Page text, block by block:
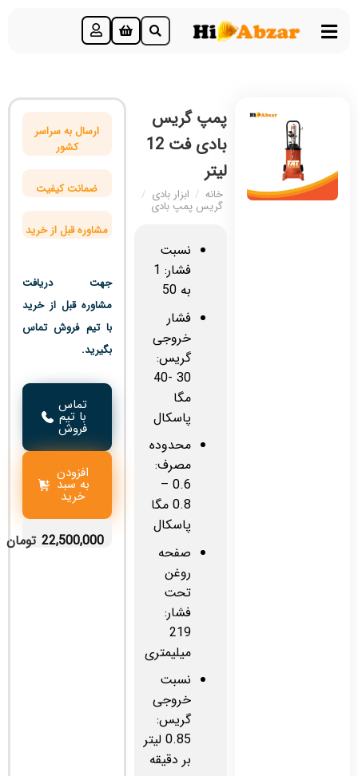
پمپ گریس
بادی فت 12
لیتر
خانه / ابزار بادی /
گریس پمپ بادی
نسبت
فشار: 1
به 50
فشار
خروجی
گریس:
30 -40
مگا
پاسکال
محدوده
مصرف:
0.6 –
0.8 مگا
پاسکال
صفحه
روغن
تحت
فشار:
219
میلیمتری
نسبت
خروجی
گریس:
0.85 لیتر
بر دقیقه
ارسال به سراسر
کشور
ضمانت کیفیت
مشاوره قبل از خرید
جهت دریافت
مشاوره قبل از خرید
با تیم فروش تماس
بگیرید.
تماس
با تیم
فروش
افزودن
به سبد
خرید
22,500,000 تومان